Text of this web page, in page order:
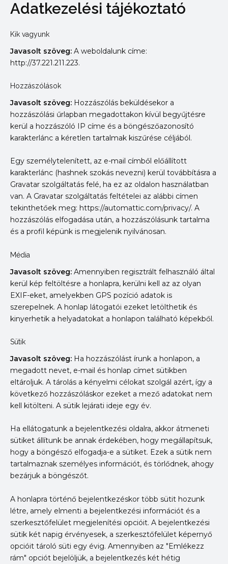
SkipAdatkezelési tájékoztató
Kik vagyunk
Javasolt szöveg: A weboldalunk címe:
http://37.221.211.223.
Hozzászólások
Javasolt szöveg: Hozzászólás beküldésekor a
hozzászólási űrlapban megadottakon kívül begyűjtésre
kerül a hozzászóló IP címe és a böngészőazonosító
karakterlánc a kéretlen tartalmak kiszűrése céljából.
Egy személytelenített, az e-mail címből előállított
karakterlánc (hashnek szokás nevezni) kerül továbbításra a
Gravatar szolgáltatás felé, ha ez az oldalon használatban
van. A Gravatar szolgáltatás feltételei az alábbi címen
tekinthetőek meg: https://automattic.com/privacy/. A
hozzászólás elfogadása után, a hozzászólásunk tartalma
és a profil képünk is megjelenik nyilvánosan.
Média
Javasolt szöveg: Amennyiben regisztrált felhasználó által
kerül kép feltöltésre a honlapra, kerülni kell az az olyan
EXIF-eket, amelyekben GPS pozíció adatok is
szerepelnek. A honlap látogatói ezeket letölthetik és
kinyerhetik a helyadatokat a honlapon található képekből.
Sütik
Javasolt szöveg: Ha hozzászólást írunk a honlapon, a
megadott nevet, e-mail és honlap címet sütikben
eltároljuk. A tárolás a kényelmi célokat szolgál azért, így a
következő hozzászóláskor ezeket a mező adatokat nem
kell kitölteni. A sütik lejárati ideje egy év.
Ha ellátogatunk a bejelentkezési oldalra, akkor átmeneti
sütiket állítunk be annak érdekében, hogy megállapítsuk,
hogy a böngésző elfogadja-e a sütiket. Ezek a sütik nem
tartalmaznak személyes információt, és törlődnek, ahogy
bezárjuk a böngészőt.
A honlapra történő bejelentkezéskor több sütit hozunk
létre, amely elmenti a bejelentkezési információt és a
szerkesztőfelület megjelenítési opcióit. A bejelentkezési
sütik két napig érvényesek, a szerkesztőfelület képernyő
opcióit tároló süti egy évig. Amennyiben az "Emlékezz
rám" opciót bejelöljük, a bejelentkezés két hétig